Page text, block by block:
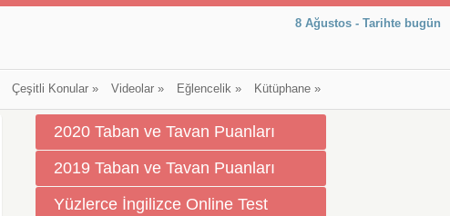
8 Ağustos - Tarihte bugün
Çeşitli Konular» Videolar» Eğlencelik» Kütüphane»
2020 Taban ve Tavan Puanları
2019 Taban ve Tavan Puanları
Yüzlerce İngilizce Online Test